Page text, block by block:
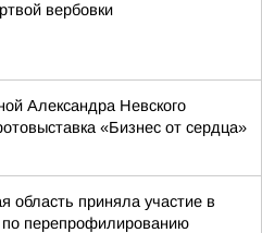
вербовки
Александра Невского
«Бизнес от сердца»
область приняла участие в
по перепрофилированию